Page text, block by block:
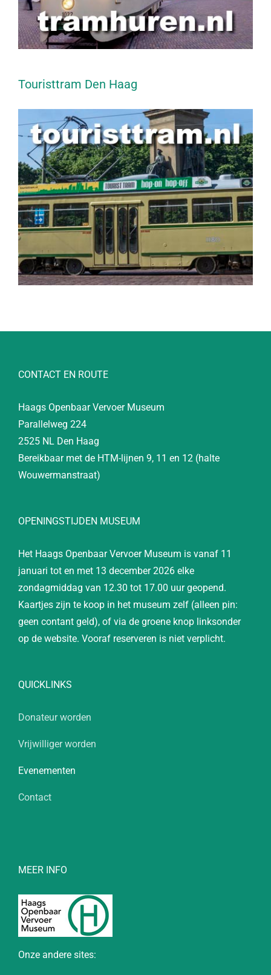
Touristtram Den Haag
CONTACT EN ROUTE
Haags Openbaar Vervoer Museum
Parallelweg 224
2525 NL Den Haag
Bereikbaar met de HTM-lijnen 9, 11 en 12 (halte
Wouwermanstraat)
OPENINGSTIJDEN MUSEUM
Het Haags Openbaar Vervoer Museum is vanaf 11
januari tot en met 13 december 2026 elke
zondagmiddag van 12.30 tot 17.00 uur geopend.
Kaartjes zijn te koop in het museum zelf (alleen pin:
geen contant geld), of via de groene knop linksonder
op de website. Vooraf reserveren is niet verplicht.
QUICKLINKS
Donateur worden
Vrijwilliger worden
Evenementen
Contact
MEER INFO
Onze andere sites: